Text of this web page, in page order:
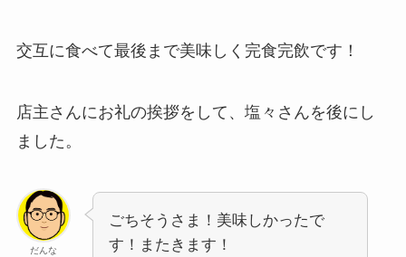
交互に食べて最後まで美味しく完食完飲です！
店主さんにお礼の挨拶をして、塩々さんを後にし
ました。
だんな
ごちそうさま！美味しかったで
す！またきます！